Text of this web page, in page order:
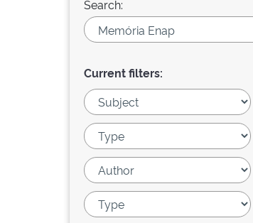
Search:
Current filters: